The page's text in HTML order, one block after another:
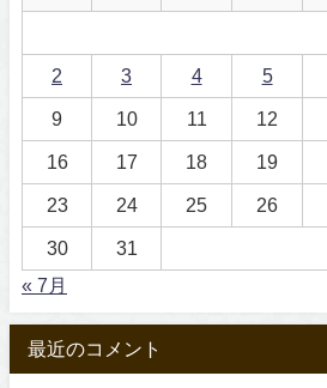
2 3 4 5
9 10 11 12
16 17 18 19
23 24 25 26
30
31
« 7月
最近のコメント